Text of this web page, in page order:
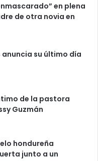
en plena
de otra novia en
anuncia su último día
de la pastora
Guzmán
hondureña
junto a un